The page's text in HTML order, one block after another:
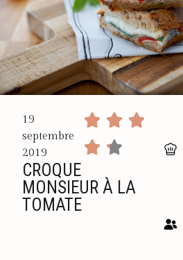
19
septembre
2019
CROQUE
MONSIEUR À LA
TOMATE